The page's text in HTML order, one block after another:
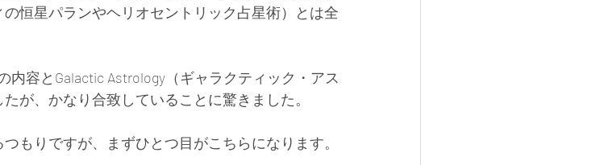
恒星パランやヘリオセントリック占星術）とは全
内容とGalactic Astrology（ギャラクティック・アス
が、かなり合致していることに驚きました。
もりですが、まずひとつ目がこちらになります。